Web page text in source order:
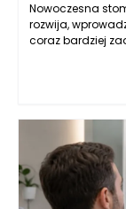
Nowoczesna
rozwija,
coraz bardziej
kanałowe,
postępowania.
kanałowe
jednoznaczny.
taka decyzja jest
przeprowadzić
mógł cieszyć się